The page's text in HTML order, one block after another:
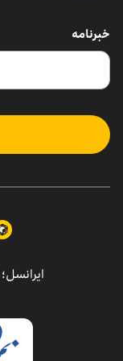
خبرنامه
ایرانسل؛